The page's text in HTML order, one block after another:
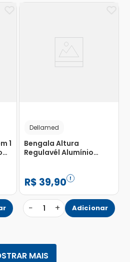
1
Dellamed
Bengala Altura
Regulavél Alumínio
R$ 39,90
− 1 + Adicionar
MAIS